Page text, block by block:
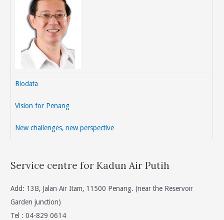
Biodata
Vision for Penang
New challenges, new perspective
Service centre for Kadun Air Putih
Add: 13B, Jalan Air Itam, 11500 Penang. (near the Reservoir
Garden junction)
Tel : 04-829 0614